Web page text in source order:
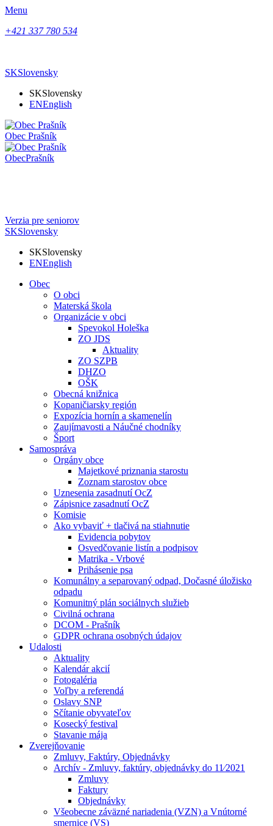
Menu
+421 337 780 534
SKSlovensky
SKSlovensky
ENEnglish
Obec Prašník
ObecPrašník
Verzia pre seniorov
SKSlovensky
SKSlovensky
ENEnglish
Obec
O obci
Materská škola
Organizácie v obci
Spevokol Holeška
ZO JDS
Aktuality
ZO SZPB
DHZO
OŠK
Obecná knižnica
Kopaničiarsky región
Expozícia hornín a skamenelín
Zaujímavosti a Náučné chodníky
Šport
Samospráva
Orgány obce
Majetkové priznania starostu
Zoznam starostov obce
Uznesenia zasadnutí OcZ
Zápisnice zasadnutí OcZ
Komisie
Ako vybaviť + tlačivá na stiahnutie
Evidencia pobytov
Osvedčovanie listín a podpisov
Matrika - Vrbové
Prihásenie psa
Komunálny a separovaný odpad, Dočasné úložisko
odpadu
Komunitný plán sociálnych služieb
Civilná ochrana
DCOM - Prašník
GDPR ochrana osobných údajov
Udalosti
Aktuality
Kalendár akcií
Fotogaléria
Voľby a referendá
Oslavy SNP
Sčítanie obyvateľov
Kosecký festival
Stavanie mája
Zverejňovanie
Zmluvy, Faktúry, Objednávky
Archív - Zmluvy, faktúry, objednávky do 11⁄2021
Zmluvy
Faktury
Objednávky
Všeobecne záväzné nariadenia (VZN) a Vnútorné
smernice (VS)